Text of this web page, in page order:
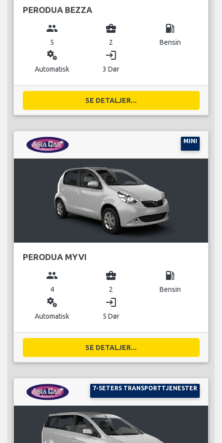
PERODUA BEZZA
group
5
business_center
2
local_gas_station
Bensin
miscellaneous_services
Automatisk
login
3 Dør
SE DETALJER...
MINI
PERODUA MYVI
group
4
business_center
2
local_gas_station
Bensin
miscellaneous_services
Automatisk
login
5 Dør
SE DETALJER...
7-SETERS TRANSPORTTJENESTER